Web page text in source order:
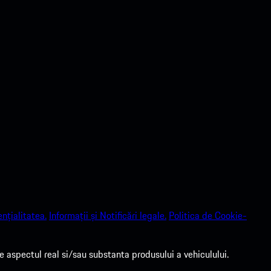
Informații și Notificări legale. Politica de Cookie-
real si/sau substanta produsului a vehiculului.